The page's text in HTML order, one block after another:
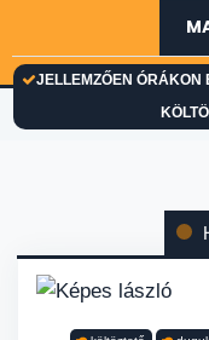
JELLEMZŐEN ÓRÁKON